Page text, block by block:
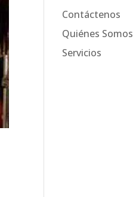
Contáctenos
Quiénes Somos
Servicios